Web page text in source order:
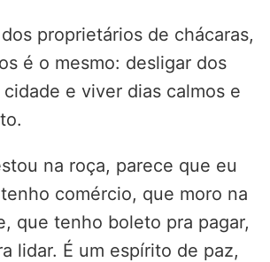
proprietários de chácaras,
é o mesmo: desligar dos
e viver dias calmos e
na roça, parece que eu
comércio, que moro na
que tenho boleto pra pagar,
lidar. É um espírito de paz,